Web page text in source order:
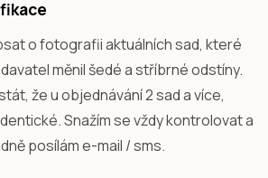
o fotografii aktuálních sad, které
měnil šedé a stříbrné odstíny.
že u objednávání 2 sad a více,
Snažím se vždy kontrolovat a
posílám e-mail / sms.